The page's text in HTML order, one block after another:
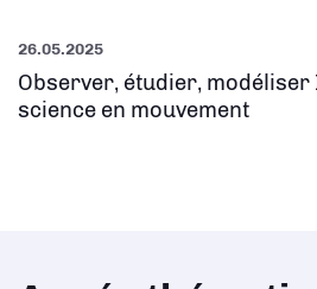
26.05.2025
Observer, étudier, modéliser
science en mouvement